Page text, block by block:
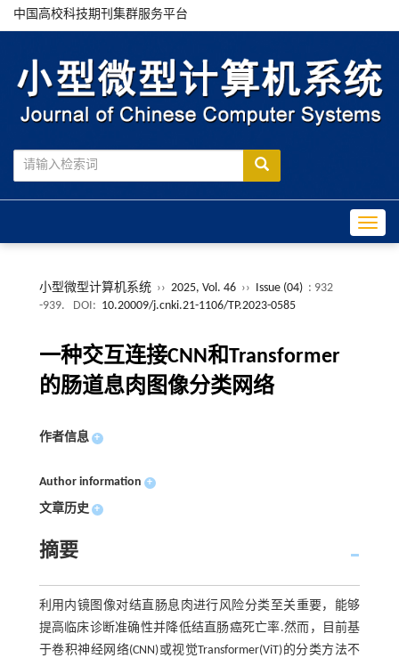
中国高校科技期刊集群服务平台
小型微型计算机系统 ›› 2025, Vol. 46 ›› Issue (04) : 932
-939.
DOI: 10.20009/j.cnki.21-1106/TP.2023-0585
一种交互连接CNN和Transformer
的肠道息肉图像分类网络
作者信息 +
Author information +
文章历史 +
摘要
利用内镜图像对结直肠息肉进行风险分类至关重要，能够
提高临床诊断准确性并降低结直肠癌死亡率.然而，目前基
于卷积神经网络(CNN)或视觉Transformer(ViT)的分类方法不